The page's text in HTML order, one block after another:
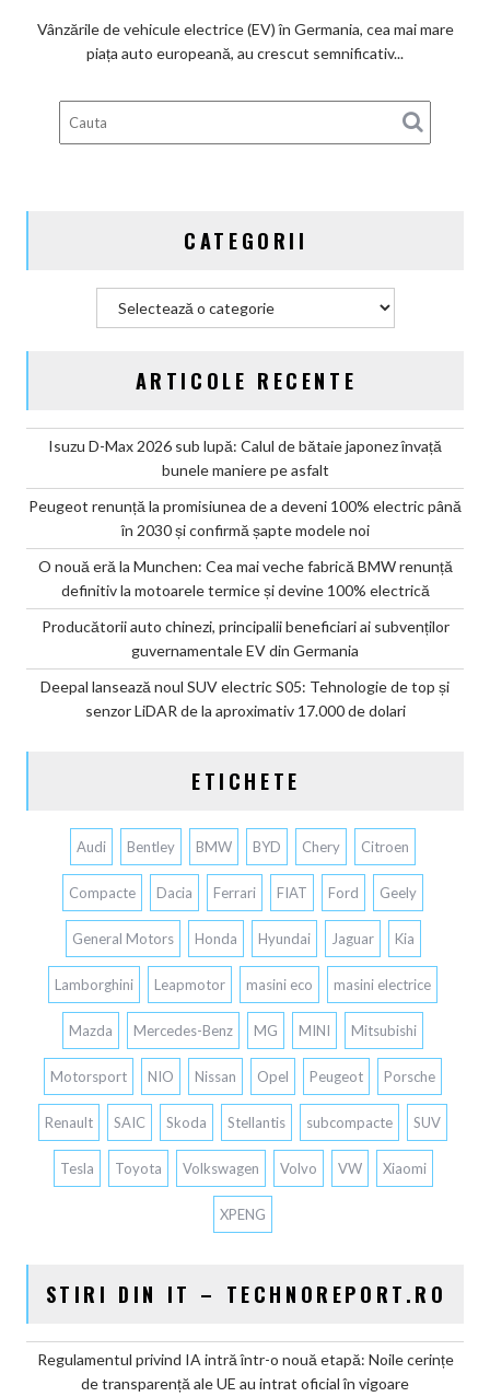
din
Germania
Vânzările de vehicule electrice (EV) în Germania, cea mai mare
piața auto europeană, au crescut semnificativ...
CATEGORII
ARTICOLE RECENTE
Isuzu D-Max 2026 sub lupă: Calul de bătaie japonez învață
bunele maniere pe asfalt
Peugeot renunță la promisiunea de a deveni 100% electric până
în 2030 și confirmă șapte modele noi
O nouă eră la Munchen: Cea mai veche fabrică BMW renunță
definitiv la motoarele termice și devine 100% electrică
Producătorii auto chinezi, principalii beneficiari ai subvenților
guvernamentale EV din Germania
Deepal lansează noul SUV electric S05: Tehnologie de top și
senzor LiDAR de la aproximativ 17.000 de dolari
ETICHETE
Audi Bentley BMW BYD Chery Citroen
Compacte Dacia Ferrari FIAT Ford Geely
General Motors Honda Hyundai Jaguar Kia
Lamborghini Leapmotor masini eco masini electrice
Mazda Mercedes-Benz MG MINI Mitsubishi
Motorsport NIO Nissan Opel Peugeot Porsche
Renault SAIC Skoda Stellantis subcompacte SUV
Tesla Toyota Volkswagen Volvo VW Xiaomi
XPENG
STIRI DIN IT – TECHNOREPORT.RO
Regulamentul privind IA intră într-o nouă etapă: Noile cerințe
de transparență ale UE au intrat oficial în vigoare